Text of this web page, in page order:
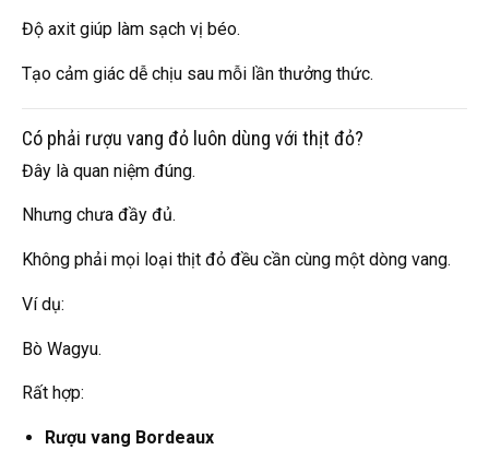
Độ axit giúp làm sạch vị béo.
Tạo cảm giác dễ chịu sau mỗi lần thưởng thức.
Có phải rượu vang đỏ luôn dùng với thịt đỏ?
Đây là quan niệm đúng.
Nhưng chưa đầy đủ.
Không phải mọi loại thịt đỏ đều cần cùng một dòng vang.
Ví dụ:
Bò Wagyu.
Rất hợp:
Rượu vang Bordeaux